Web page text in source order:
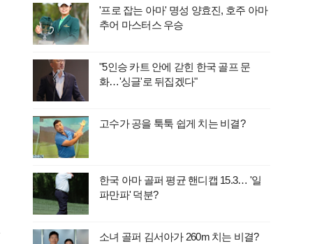
'프로 잡는 아마' 명성 양효진, 호주 아마
추어 마스터스 우승
"5인승 카트 안에 갇힌 한국 골프 문
화…'싱글'로 뒤집겠다"
고수가 공을 툭툭 쉽게 치는 비결?
한국 아마 골퍼 평균 핸디캡 15.3… '일
파만파' 덕분?
소녀 골퍼 김서아가 260m 치는 비결?